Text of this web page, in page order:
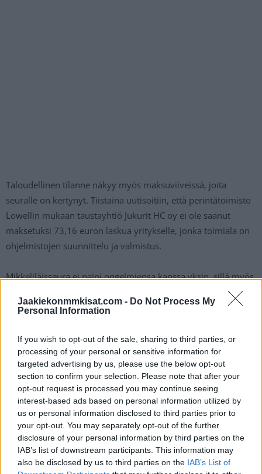
Jaakiekonmmkisat.com - Do Not Process My
Personal Information
If you wish to opt-out of the sale, sharing to third parties, or
processing of your personal or sensitive information for
targeted advertising by us, please use the below opt-out
section to confirm your selection. Please note that after your
opt-out request is processed you may continue seeing
interest-based ads based on personal information utilized by
us or personal information disclosed to third parties prior to
your opt-out. You may separately opt-out of the further
disclosure of your personal information by third parties on the
IAB’s list of downstream participants. This information may
also be disclosed by us to third parties on the IAB’s List of
Taloudellinen tilanne näkyy myös maksuviiveissä, joita
seuralle on kertynyt. Tiistaina uutisoitiin, että perintätoimisto
Lowellin mukaan taustayhtiö Jukurit HC oy ei ole saanut
maksetuksi 73,16 euron laskua yritykselle, jonka toimiala on
ohjelmistojen suunnittelu ja valmistus.
Mikkeliläisseura ei paini ongelmiensa kanssa yksin, sillä myös
SaiPa ja Pelicans ovat ilmoittaneet vakavista taloudellisista
ongelmistaan.
Lue myös: Käsittämätön sirkus käynnissä – TUTOn
lisenssihakemusta ei hylättykään